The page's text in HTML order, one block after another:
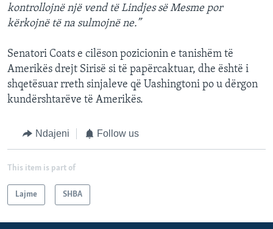
kontrollojnë një vend të Lindjes së Mesme por
kërkojnë të na sulmojnë ne.”
Senatori Coats e cilëson pozicionin e tanishëm të
Amerikës drejt Sirisë si të papërcaktuar, dhe është i
shqetësuar rreth sinjaleve që Uashingtoni po u dërgon
kundërshtarëve të Amerikës.
Ndajeni Follow us
This item is part of
Lajme SHBA